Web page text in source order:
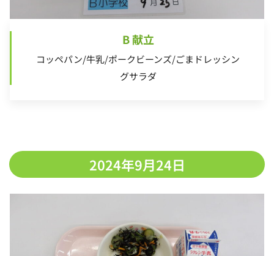
B 献立
コッペパン/牛乳/ポークビーンズ/ごまドレッシン
グサラダ
2024年9月24日